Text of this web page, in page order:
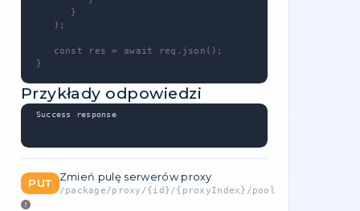
Ta metoda - wymaga uprawnień -
packages-proxies.read
Tworząc token API w swoim panelu
sterowania
uprawnienia (np. uniemożliwić tokenowi
składanie zamówień).
dokumentacji.
Metoda zapytania